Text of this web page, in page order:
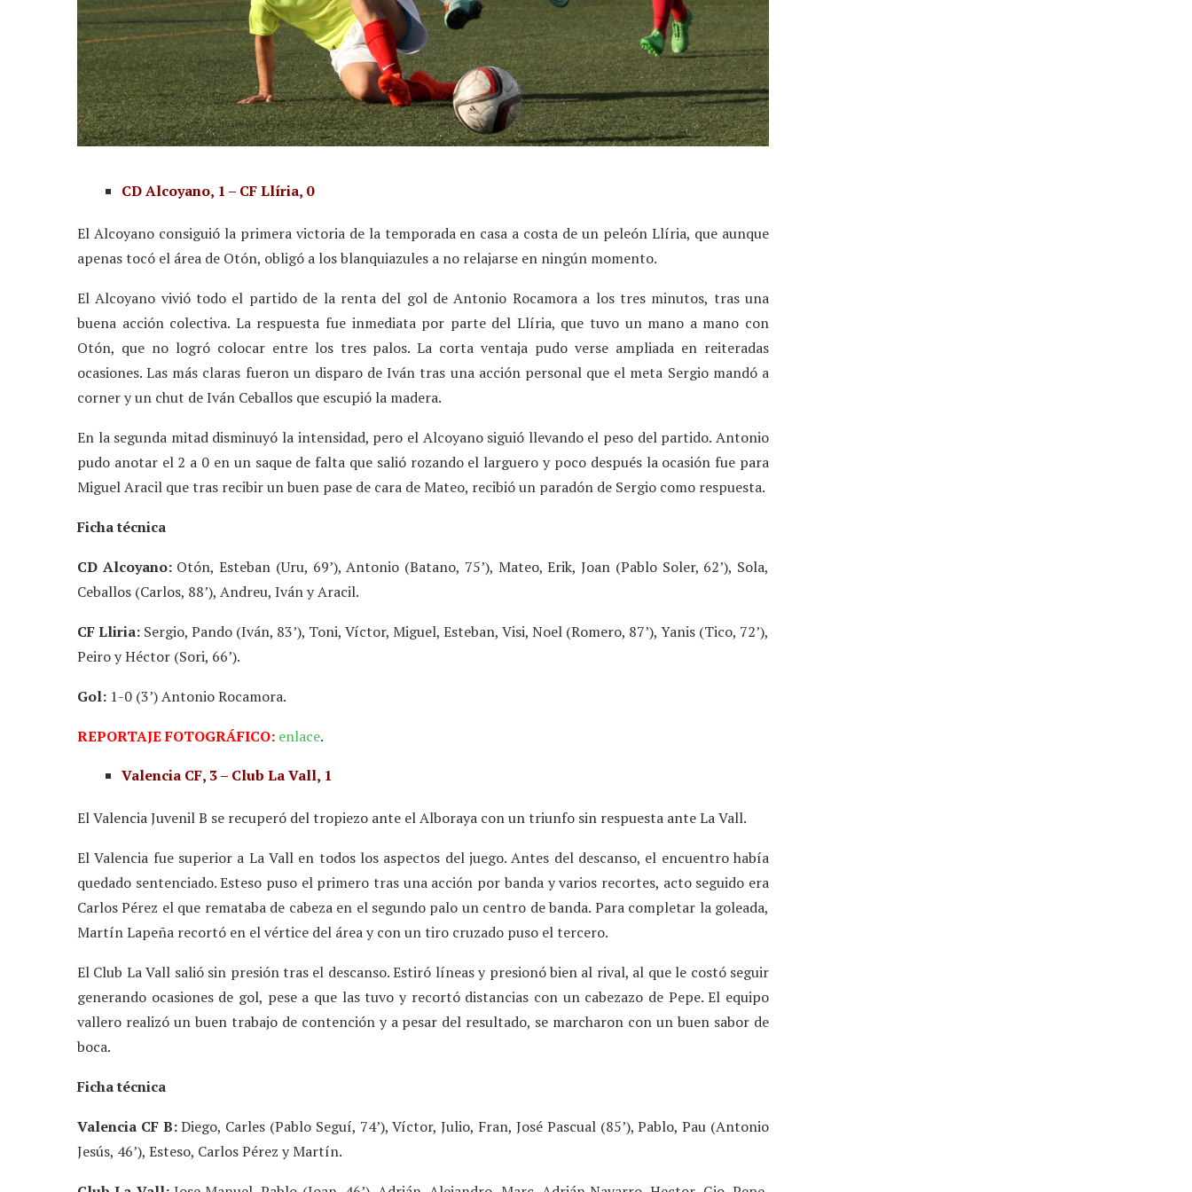
CD Alcoyano, 1 – CF Llíria, 0
El Alcoyano consiguió la primera victoria de la temporada en casa a costa de un peleón Llíria, que aunque
apenas tocó el área de Otón, obligó a los blanquiazules a no relajarse en ningún momento.
El Alcoyano vivió todo el partido de la renta del gol de Antonio Rocamora a los tres minutos, tras una
buena acción colectiva. La respuesta fue inmediata por parte del Llíria, que tuvo un mano a mano con
Otón, que no logró colocar entre los tres palos. La corta ventaja pudo verse ampliada en reiteradas
ocasiones. Las más claras fueron un disparo de Iván tras una acción personal que el meta Sergio mandó a
corner y un chut de Iván Ceballos que escupió la madera.
En la segunda mitad disminuyó la intensidad, pero el Alcoyano siguió llevando el peso del partido. Antonio
pudo anotar el 2 a 0 en un saque de falta que salió rozando el larguero y poco después la ocasión fue para
Miguel Aracil que tras recibir un buen pase de cara de Mateo, recibió un paradón de Sergio como respuesta.
Ficha técnica
CD Alcoyano:Otón, Esteban (Uru, 69’), Antonio (Batano, 75’), Mateo, Erik, Joan (Pablo Soler, 62’), Sola,
Ceballos (Carlos, 88’), Andreu, Iván y Aracil.
CF Lliria: Sergio, Pando (Iván, 83’), Toni, Víctor, Miguel, Esteban, Visi, Noel (Romero, 87’), Yanis (Tico, 72’),
Peiro y Héctor (Sori, 66’).
Gol: 1-0 (3’) Antonio Rocamora.
REPORTAJE FOTOGRÁFICO: enlace.
Valencia CF, 3 – Club La Vall, 1
El Valencia Juvenil B se recuperó del tropiezo ante el Alboraya con un triunfo sin respuesta ante La Vall.
El Valencia fue superior a La Vall en todos los aspectos del juego. Antes del descanso, el encuentro había
quedado sentenciado. Esteso puso el primero tras una acción por banda y varios recortes, acto seguido era
Carlos Pérez el que remataba de cabeza en el segundo palo un centro de banda. Para completar la goleada,
Martín Lapeña recortó en el vértice del área y con un tiro cruzado puso el tercero.
El Club La Vall salió sin presión tras el descanso. Estiró líneas y presionó bien al rival, al que le costó seguir
generando ocasiones de gol, pese a que las tuvo y recortó distancias con un cabezazo de Pepe. El equipo
vallero realizó un buen trabajo de contención y a pesar del resultado, se marcharon con un buen sabor de
boca.
Ficha técnica
Valencia CF B:Diego, Carles (Pablo Seguí, 74’), Víctor, Julio, Fran, José Pascual (85’), Pablo, Pau (Antonio
Jesús, 46’), Esteso, Carlos Pérez y Martín.